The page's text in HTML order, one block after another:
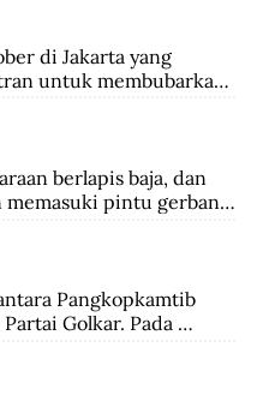
di Jakarta yang
untuk membubarkan
yang meluas dan
berlapis baja, dan
pintu gerbang
Sukarno. Mereka
yang
Pangkopkamtib
Golkar. Pada
ABRI mesti
Pemilu 1982.